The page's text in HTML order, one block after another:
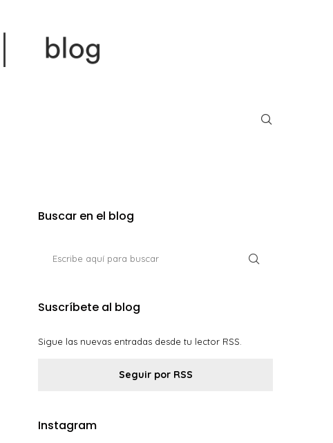
Buscar en el blog
Suscríbete al blog
Sigue las nuevas entradas desde tu lector RSS.
Seguir por RSS
Instagram